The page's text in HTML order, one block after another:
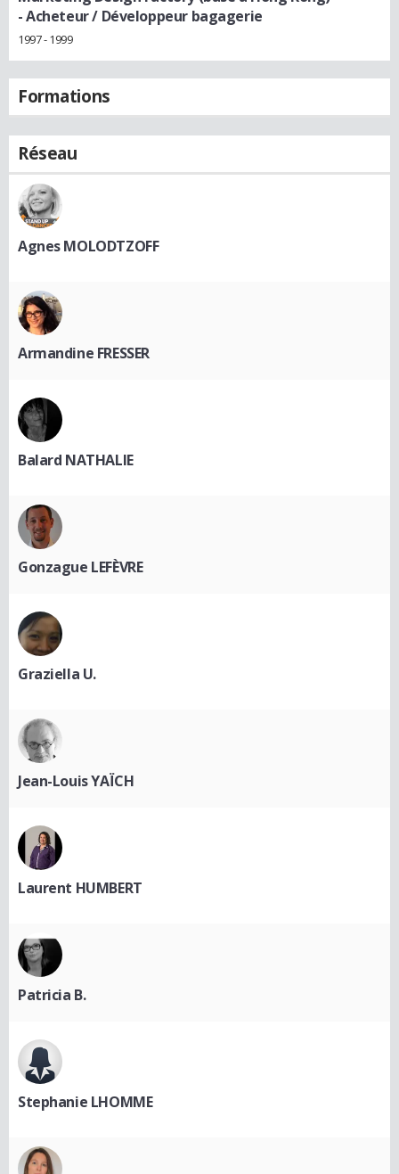
- Acheteur / Développeur bagagerie
1997 - 1999
Formations
Réseau
Agnes MOLODTZOFF
Armandine FRESSER
Balard NATHALIE
Gonzague LEFÈVRE
Graziella U.
Jean-Louis YAÏCH
Laurent HUMBERT
Patricia B.
Stephanie LHOMME